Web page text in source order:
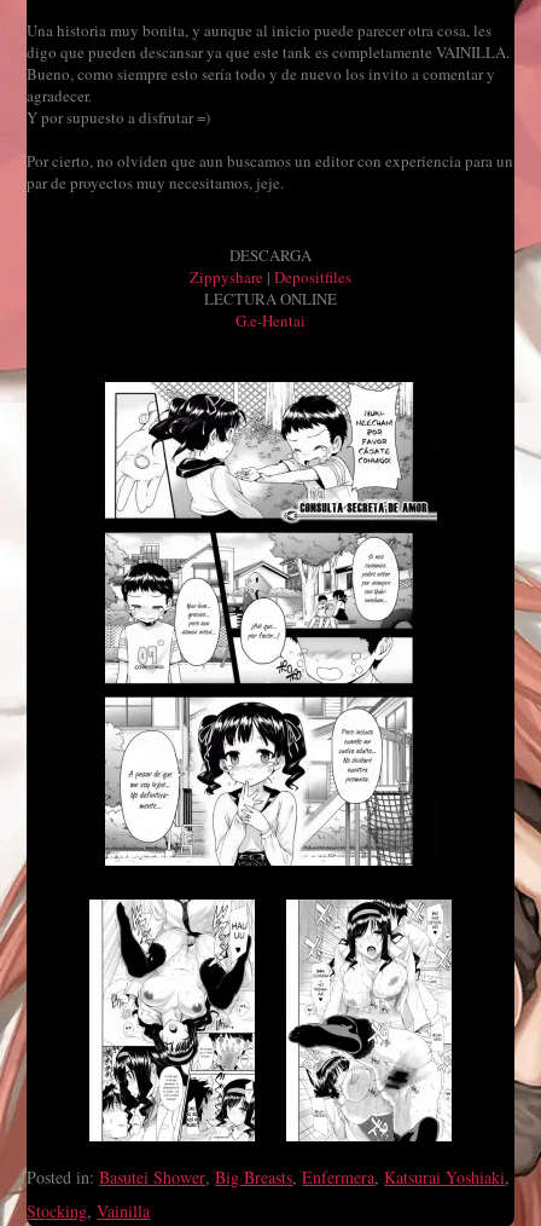
Una historia muy bonita, y aunque al inicio puede parecer otra cosa, les
digo que pueden descansar ya que este tank es completamente VAINILLA.
Bueno, como siempre esto sería todo y de nuevo los invito a comentar y
agradecer.
Y por supuesto a disfrutar =)
Por cierto, no olviden que aun buscamos un editor con experiencia para un
par de proyectos muy necesitamos, jeje.
DESCARGA
Zippyshare | Depositfiles
LECTURA ONLINE
G.e-Hentai
Posted in:Basutei Shower,Big Breasts,Enfermera,Katsurai Yoshiaki,
Stocking,Vainilla